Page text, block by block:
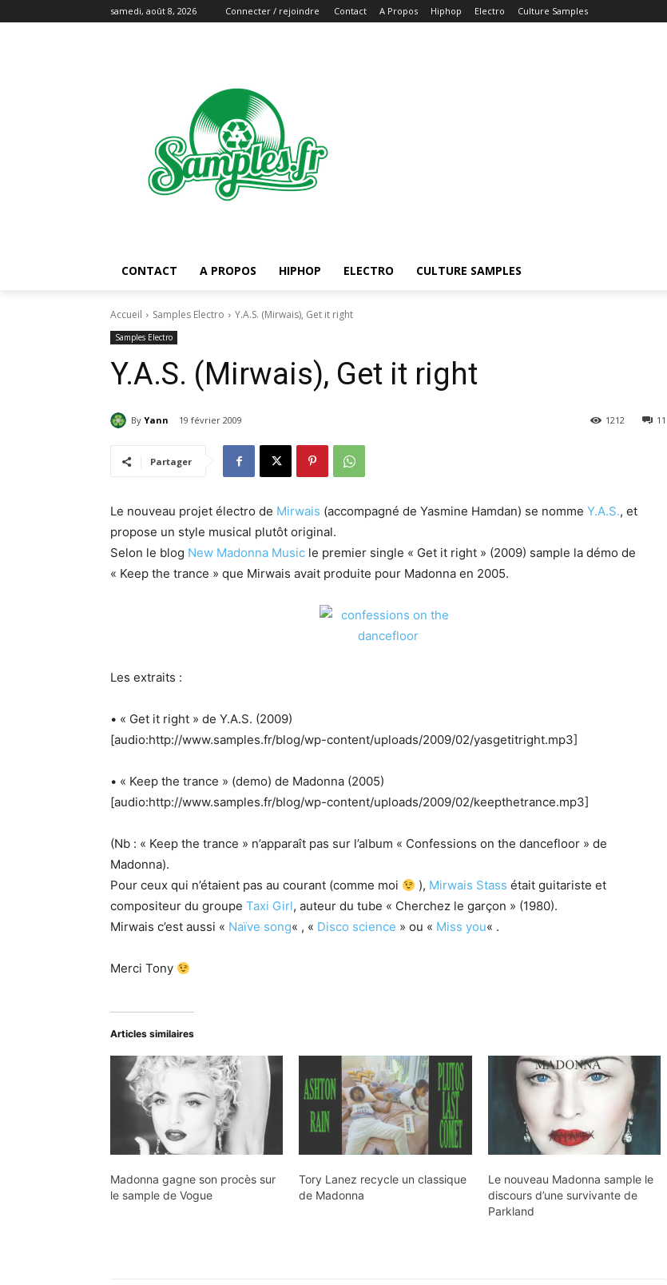
samedi, août 8, 2026 Connecter / rejoindre Contact A Propos Hiphop Electro Culture Samples
CONTACT A PROPOS HIPHOP ELECTRO CULTURE SAMPLES
Accueil Samples Electro Y.A.S. (Mirwais), Get it right
Samples Electro
Y.A.S. (Mirwais), Get it right
By Yann 19 février 2009 11
1212
Partager
Le nouveau projet électro de Mirwais (accompagné de Yasmine Hamdan) se nomme Y.A.S., et
propose un style musical plutôt original.
Selon le blog New Madonna Music le premier single « Get it right » (2009) sample la démo de
« Keep the trance » que Mirwais avait produite pour Madonna en 2005.
Les extraits :
• « Get it right » de Y.A.S. (2009)
[audio:http://www.samples.fr/blog/wp-content/uploads/2009/02/yasgetitright.mp3]
• « Keep the trance » (demo) de Madonna (2005)
[audio:http://www.samples.fr/blog/wp-content/uploads/2009/02/keepthetrance.mp3]
(Nb : « Keep the trance » n’apparaît pas sur l’album « Confessions on the dancefloor » de
Madonna).
Pour ceux qui n’étaient pas au courant (comme moi
), Mirwais Stass était guitariste et
compositeur du groupe Taxi Girl, auteur du tube « Cherchez le garçon » (1980).
Mirwais c’est aussi « Naïve song« , « Disco science » ou « Miss you« .
Merci Tony
Articles similaires
Madonna gagne son procès sur
le sample de Vogue
Tory Lanez recycle un classique
de Madonna
Le nouveau Madonna sample le
discours d’une survivante de
Parkland